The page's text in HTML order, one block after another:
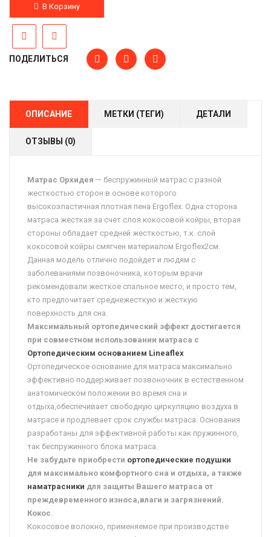
В Корзину
ПОДЕЛИТЬСЯ
ОПИСАНИЕ МЕТКИ (ТЕГИ) ДЕТАЛИ
ОТЗЫВЫ (0)
Матрас Орхидея — беспружинный матрас с разной
жесткостью сторон в основе которого
высокоэластичная плотная пена Ergoflex. Одна сторона
матраса жесткая за счет слоя кокосовой койры, вторая
стороны обладает средней жесткостью, т.к. слой
кокосовой койры смягчен материалом Ergoflex2см.
Данная модель отлично подойдет и людям с
заболеваниями позвоночника, которым врачи
рекомендовали жесткое спальное место, и просто тем,
кто предпочитает среднежесткую и жесткую
поверхность для сна.
Максимальный ортопедический эффект достигается
при совместном использовании матраса с
Ортопедическим основанием Lineaflex
Ортопедическое основание для матраса максимально
эффективно поддерживает позвоночник в естественном
анатомическом положении во время сна и
отдыха,обеспечивает свободную циркуляцию воздуха в
матрасе и продлевает срок службы матраса. Основания
разработаны для эффективной работы как пружинного,
так беспружинного блока матраса.
Не забудьте приобрести ортопедические подушки
для максимально комфортного сна и отдыха, а также
наматрасники для защиты Вашего матраса от
преждевременного износа,влаги и загрязнений.
Кокос.
Кокосовое волокно, применяемое при производстве